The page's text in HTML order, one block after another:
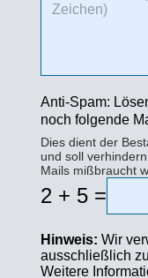
Anti-Spam:
noch folgende
Dies dient der
und soll
Mails mißbraucht
2 + 5 =
Hinweis: Wir
ausschließlich
Weitere